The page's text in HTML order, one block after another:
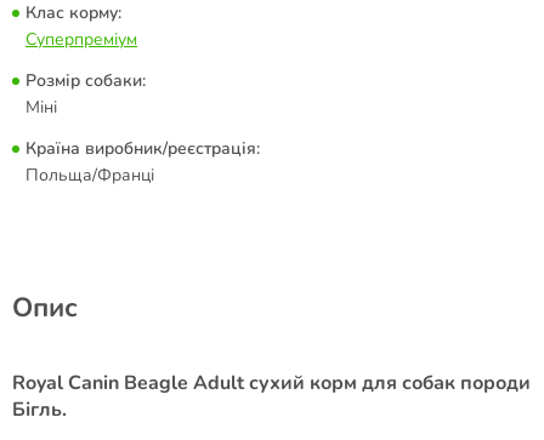
Клас корму:
Суперпреміум
Розмір собаки:
Міні
Країна виробник/реєстрація:
Польща/Франці
Опис
Royal Canin Beagle Adult сухий корм для собак породи
Бігль.